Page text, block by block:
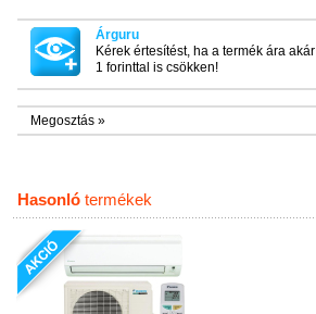
Árguru
Kérek értesítést, ha a termék ára akár
1 forinttal is csökken!
Megosztás »
Hasonló termékek